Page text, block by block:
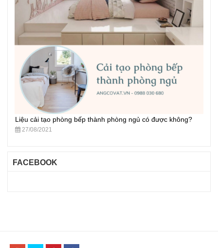
Liệu cải tạo phòng bếp thành phòng ngủ có được không?
27/08/2021
FACEBOOK